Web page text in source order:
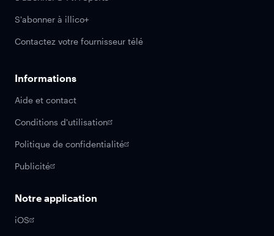
S'abonner à illico+
Contactez votre fournisseur télé
Informations
Aide et contact
Conditions d'utilisation
Politique de confidentialité
Publicité
Notre application
iOS